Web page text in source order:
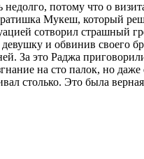
потому что о
Мукеш, который
сотворил страшный
и обвинив своего
За это Раджа
на сто палок, но
столько. Это была